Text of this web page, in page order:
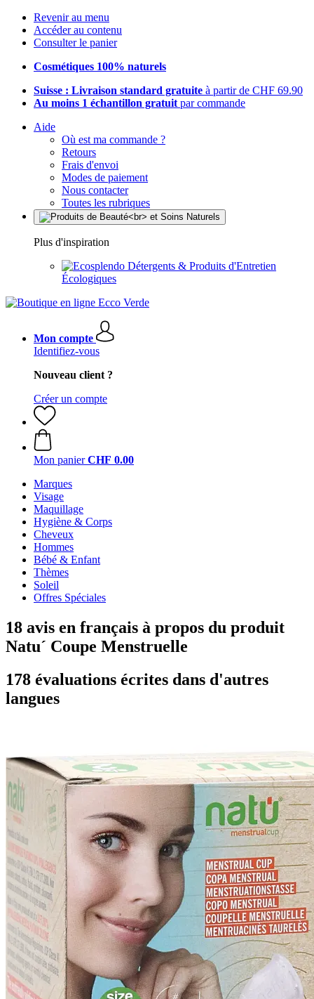
Revenir au menu
Accéder au contenu
Consulter le panier
Cosmétiques 100% naturels
Suisse : Livraison standard gratuite à partir de CHF 69.90
Au moins 1 échantillon gratuit par commande
Aide
Où est ma commande ?
Retours
Frais d'envoi
Modes de paiement
Nous contacter
Toutes les rubriques
Plus d'inspiration
Détergents & Produits d'Entretien
Écologiques
Mon compte
Identifiez-vous
Nouveau client ?
Créer un compte
Mon panier CHF 0.00
Marques
Visage
Maquillage
Hygiène & Corps
Cheveux
Hommes
Bébé & Enfant
Thèmes
Soleil
Offres Spéciales
18 avis en français à propos du produit
Natu´ Coupe Menstruelle
178 évaluations écrites dans d'autres
langues